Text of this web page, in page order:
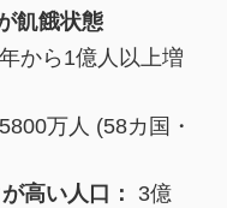
飢餓状態
から1億人以上増
万人 (58カ国・
高い人口：
3億